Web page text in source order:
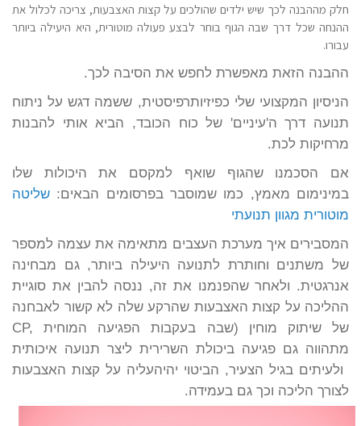
חלק מההבנה לכך שיש ילדים שהולכים על קצות האצבעות, צריכה לכלול את
ההנחה שכל דרך שבה הגוף בוחר לבצע פעולה מוטורית, היא היעילה ביותר
עבורו.
ההבנה הזאת מאפשרת לחפש את הסיבה לכך.
הניסיון המקצועי שלי כפיזיותרפיסטית, ששמה דגש על ניתוח
תנועה דרך ה'עיניים' של כוח הכובד, הביא אותי להבנות
מרחיקות לכת.
אם הסכמנו שהגוף שואף למקסם את היכולות שלו
במינימום מאמץ, כמו שמוסבר בפרסומים הבאים: שליטה
מוטורית מגוון תנועתי
המסבירים איך מערכת העצבים מתאימה את עצמה למספר
של משתנים וחותרת לתנועה היעילה ביותר, גם מבחינה
אנרגטית. ולאחר שהפנמנו את זה, ננסה להבין את סוגיית
ההליכה על קצות האצבעות שהרקע שלה לא קשור לאבחנה
של שיתוק מוחין (
CP, שבה בעקבות הפגיעה המוחית
מתהווה גם פגיעה ביכולת השרירית ליצר תנועה איכותית
עליה על קצות האצבעות
לצורך הליכה וכך גם בעמידה.